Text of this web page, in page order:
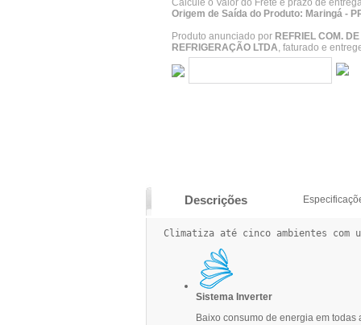
Calcule o Valor do Frete e prazo de
Origem de Saída do Produto: Maringá -
Produto anunciado por REFRIEL COM.
REFRIGERAÇÃO LTDA, faturado e
Descrições
Climatiza até cinco ambientes
Sistema Inverter
Baixo consumo de energia em todas